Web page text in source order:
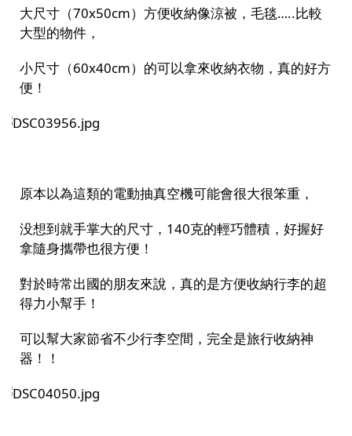
大尺寸（70x50cm）方便收納像涼被，毛毯…..比較
大型的物件，
小尺寸（60x40cm）的可以拿來收納衣物，真的好方
便！
原本以為這類的電動抽真空機可能會很大很笨重，
没想到就手掌大的尺寸，140克的輕巧體積，好握好
拿隨身攜帶也很方便！
對於時常出國的朋友來說，真的是方便收納行李的超
得力小幫手！
可以幫大家節省不少行李空間，完全是旅行收納神
器！！